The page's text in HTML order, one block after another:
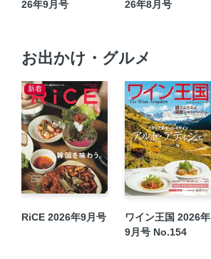
26年9月号
26年8月号
お出かけ・グルメ
新着
RiCE 2026年9月号
ワイン王国 2026年
9月号 No.154